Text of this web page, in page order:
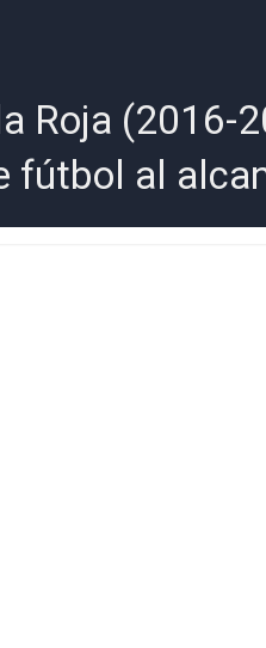
Roja (2016-
fútbol al